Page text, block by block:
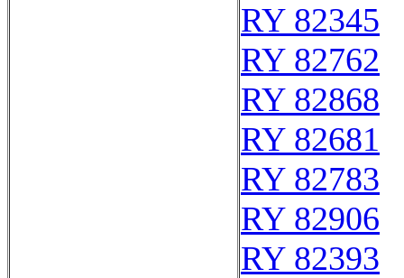
RY 82345
RY 82762
RY 82868
RY 82681
RY 82783
RY 82906
RY 82393